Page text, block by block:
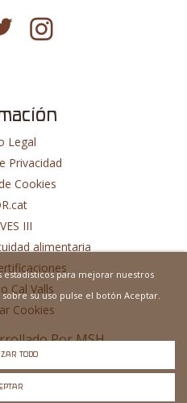
Legal
Privacidad
Cookies
III
alimentaria
Cal Valls
Cookies
PorMSH
estadisticos para mejorar nuestros
su uso pulse el botón Aceptar.
TODO